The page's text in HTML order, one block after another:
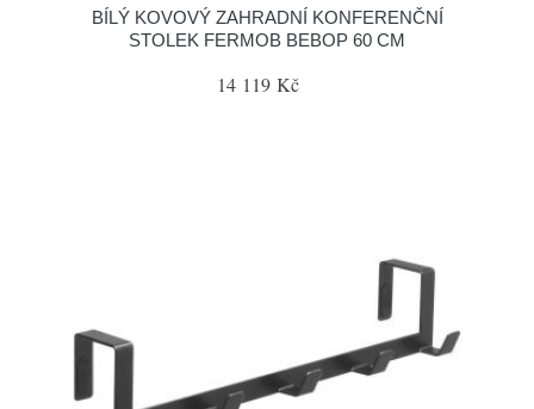
BÍLÝ KOVOVÝ ZAHRADNÍ KONFERENČNÍ
STOLEK FERMOB BEBOP 60 CM
14 119 Kč